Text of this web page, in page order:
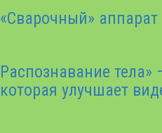
«Сварочный» аппарат
Распознавание тела»
которая улучшает